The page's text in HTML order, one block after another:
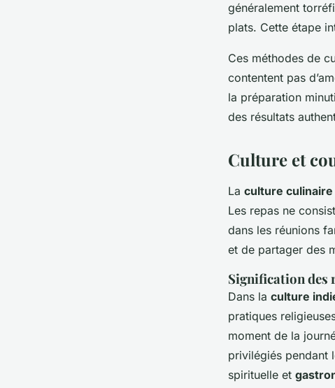
généralement
plats. Cette étape
Ces méthodes de
contentent pas
la préparation
des résultats
Culture et
La culture
Les repas ne
dans les réunions
et de partager des
Signification des
Dans la culture
pratiques
moment de la
privilégiés pendant
spirituelle et